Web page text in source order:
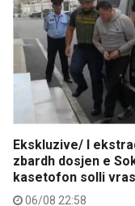
Ekskluzive/ I
zbardh dosjen e
kasetofon solli
06/08 22:58